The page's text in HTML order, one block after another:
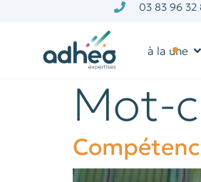
03 83 96 32
à la une
Mot-